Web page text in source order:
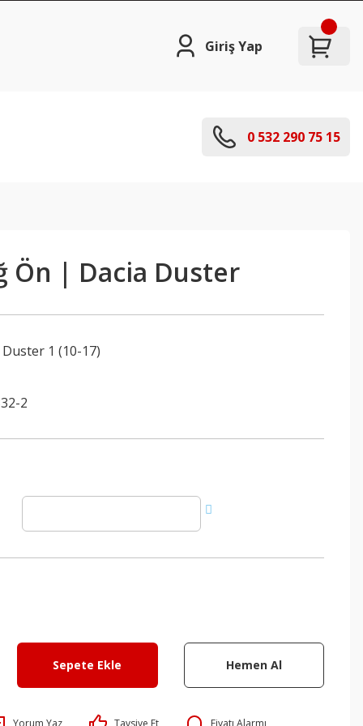
Giriş Yap
0 532 290 75 15
Ön | Dacia Duster
Duster 1 (10-17)
2
Sepete Ekle Hemen Al
Yorum Yaz Tavsiye Et Fiyatı Alarmı